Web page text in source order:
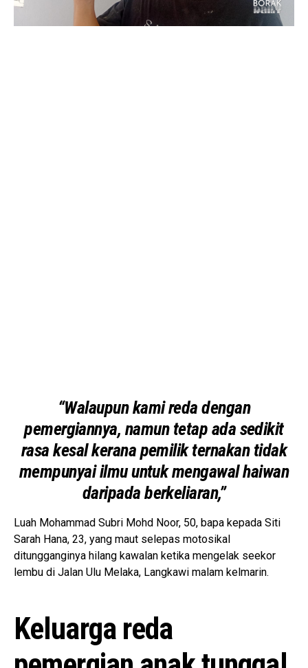
“Walaupun kami reda dengan
pemergiannya, namun tetap ada sedikit
rasa kesal kerana pemilik ternakan tidak
mempunyai ilmu untuk mengawal haiwan
daripada berkeliaran,”
Luah Mohammad Subri Mohd Noor, 50, bapa kepada Siti
Sarah Hana, 23, yang maut selepas motosikal
ditungganginya hilang kawalan ketika mengelak seekor
lembu di Jalan Ulu Melaka, Langkawi malam kelmarin.
Keluarga reda